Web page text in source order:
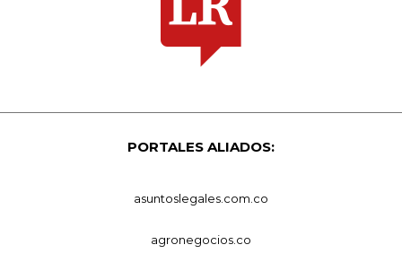
PORTALES ALIADOS:
asuntoslegales.com.co
agronegocios.co